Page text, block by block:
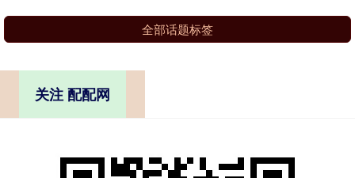
全部话题标签
关注 配配网